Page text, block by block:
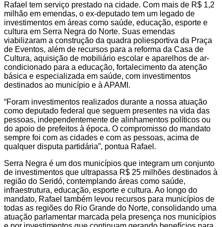
Rafael tem serviço prestado na cidade. Com mais de R$ 1,2
milhão em emendas, o ex-deputado tem um legado de
investimentos em áreas como saúde, educação, esporte e
cultura em Serra Negra do Norte. Suas emendas
viabilizaram a construção da quadra poliesportiva da Praça
de Eventos, além de recursos para a reforma da Casa de
Cultura, aquisição de mobiliário escolar e aparelhos de ar-
condicionado para a educação, fortalecimento da atenção
básica e especializada em saúde, com investimentos
destinados ao município e à APAMI.
“Foram investimentos realizados durante a nossa atuação
como deputado federal que seguem presentes na vida das
pessoas, independentemente de alinhamentos políticos ou
do apoio de prefeitos à época. O compromisso do mandato
sempre foi com as cidades e com as pessoas, acima de
qualquer disputa partidária”, pontua Rafael.
Serra Negra é um dos municípios que integram um conjunto
de investimentos que ultrapassa R$ 25 milhões destinados à
região do Seridó, contemplando áreas como saúde,
infraestrutura, educação, esporte e cultura. Ao longo do
mandato, Rafael também levou recursos para municípios de
todas as regiões do Rio Grande do Norte, consolidando uma
atuação parlamentar marcada pela presença nos municípios